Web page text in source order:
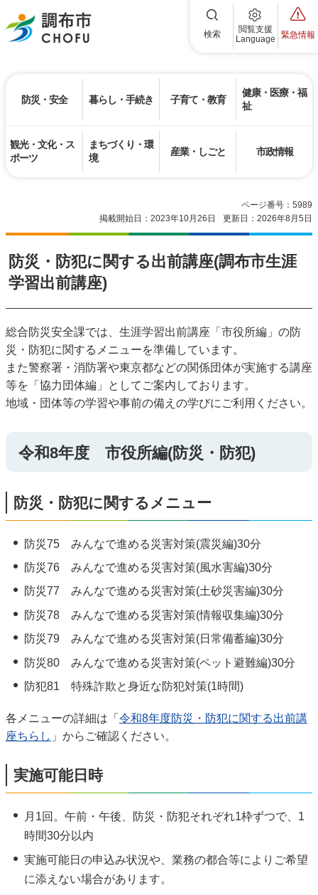
調布市 検索
閲覧支援
Language
緊急情報
防災・安全 暮らし・手続き 子育て・教育
健康・医療・福
祉
観光・文化・ス
ポーツ
まちづくり・環
境
産業・しごと 市政情報
ページ番号：5989
掲載開始日：2023年10月26日
更新日：2026年8月5日
防災・防犯に関する出前講座(調布市生涯
学習出前講座)
総合防災安全課では、生涯学習出前講座「市役所編」の防
災・防犯に関するメニューを準備しています。
また警察署・消防署や東京都などの関係団体が実施する講座
等を「協力団体編」としてご案内しております。
地域・団体等の学習や事前の備えの学びにご利用ください。
令和8年度 市役所編(防災・防犯)
防災・防犯に関するメニュー
防災75 みんなで進める災害対策(震災編)30分
防災76 みんなで進める災害対策(風水害編)30分
防災77 みんなで進める災害対策(土砂災害編)30分
防災78 みんなで進める災害対策(情報収集編)30分
防災79 みんなで進める災害対策(日常備蓄編)30分
防災80 みんなで進める災害対策(ペット避難編)30分
防犯81 特殊詐欺と身近な防犯対策(1時間)
各メニューの詳細は「 令和8年度防災・防犯に関する出前講
座ちらし 」からご確認ください。
実施可能日時
月1回。午前・午後、防災・防犯それぞれ1枠ずつで、1
時間30分以内
実施可能日の申込み状況や、業務の都合等によりご希望
に添えない場合があります。